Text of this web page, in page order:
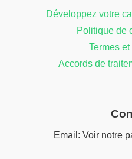
Développez votre
Politique de
Termes
Accords de
Email: Voir notre